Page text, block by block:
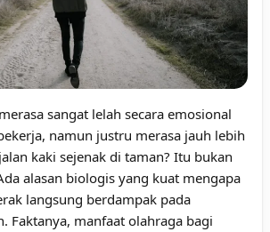
sangat lelah secara emosional
namun justru merasa jauh lebih
kaki sejenak di taman? Itu bukan
alasan biologis yang kuat mengapa
langsung berdampak pada
Faktanya, manfaat olahraga bagi